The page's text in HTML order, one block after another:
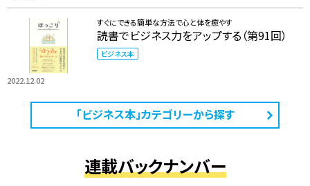
2022.12.02
すぐにできる簡単な方法で心と体を癒やす
読書でビジネス力をアップする（第91回）
ビジネス本
「ビジネス本」カテゴリーから探す
連載バックナンバー